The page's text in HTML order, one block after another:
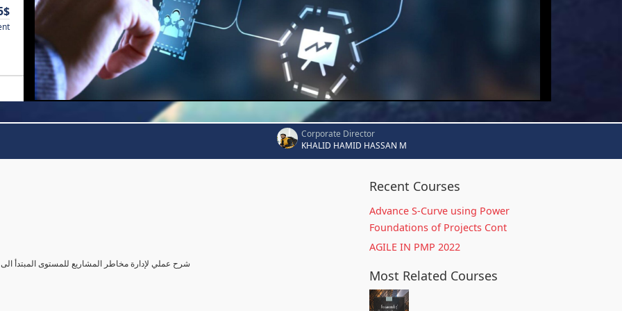
Corporate Director
KHALID HAMID HASSAN M
شرح عملي لإدارة مخاطر المشاريع للمستوى المبتدأ
Recent Courses
Advance S-Curve using Power
Foundations of Projects Cont
AGILE IN PMP 2022
Most Related Courses